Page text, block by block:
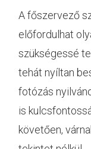
A főszervező
előfordulhat
szükségessé
tehát nyíltan
fotózás
is
követően,